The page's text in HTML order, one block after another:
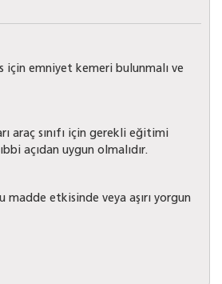
için emniyet kemeri bulunmalı ve
araç sınıfı için gerekli eğitimi
açıdan uygun olmalıdır.
madde etkisinde veya aşırı yorgun